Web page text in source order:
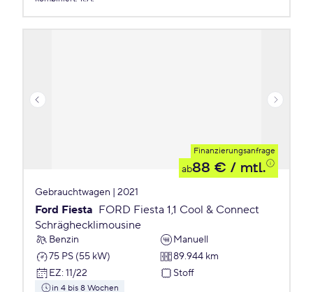
Finanzierungsanfrage
ab88 € / mtl.
Gebrauchtwagen | 2021
Ford Fiesta FORD Fiesta 1,1 Cool & Connect
Schräghecklimousine
Benzin
Manuell
75 PS (55 kW)
89.944 km
EZ: 11/22 Stoff
in 4 bis 8 Wochen